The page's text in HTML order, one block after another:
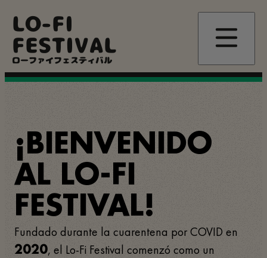
contenido
principal
LO-FI
FESTIVAL
ローファイフェスティバル
¡BIENVENIDO
AL LO-FI
FESTIVAL!
Fundado durante la cuarentena por COVID en
2020, el Lo-Fi Festival comenzó como un